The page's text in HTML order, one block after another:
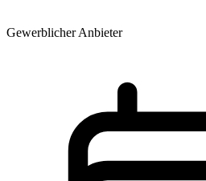
Gewerblicher Anbieter